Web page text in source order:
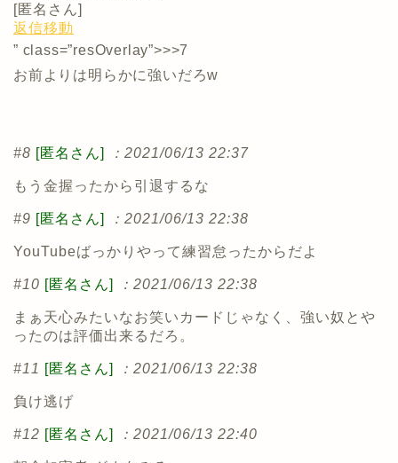
[匿名さん]
返信移動
” class=”resOverlay”>>>7
お前よりは明らかに強いだろw
#8 [匿名さん] ：2021/06/13 22:37
もう金握ったから引退するな
#9 [匿名さん] ：2021/06/13 22:38
YouTubeばっかりやって練習怠ったからだよ
#10 [匿名さん] ：2021/06/13 22:38
まぁ天心みたいなお笑いカードじゃなく、強い奴とや
ったのは評価出来るだろ。
#11 [匿名さん] ：2021/06/13 22:38
負け逃げ
#12 [匿名さん] ：2021/06/13 22:40